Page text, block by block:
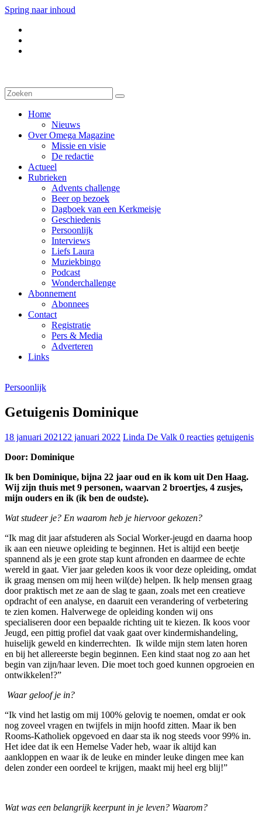
Spring naar inhoud
Home
Nieuws
Over Omega Magazine
Missie en visie
De redactie
Actueel
Rubrieken
Advents challenge
Beer op bezoek
Dagboek van een Kerkmeisje
Geschiedenis
Persoonlijk
Interviews
Liefs Laura
Muziekbingo
Podcast
Wonderchallenge
Abonnement
Abonnees
Contact
Registratie
Pers & Media
Adverteren
Links
Persoonlijk
Getuigenis Dominique
18 januari 2021 22 januari 2022 Linda De Valk 0 reacties getuigenis
Door: Dominique
Ik ben Dominique, bijna 22 jaar oud en ik kom uit Den Haag.
Wij zijn thuis met 9 personen, waarvan 2 broertjes, 4 zusjes,
mijn ouders en ik (ik ben de oudste).
Wat studeer je? En waarom heb je hiervoor gekozen?
“Ik mag dit jaar afstuderen als Social Worker-jeugd en daarna hoop
ik aan een nieuwe opleiding te beginnen. Het is altijd een beetje
spannend als je een grote stap kunt afronden en daarmee de echte
wereld in gaat. Vier jaar geleden koos ik voor deze opleiding, omdat
ik graag mensen om mij heen wil(de) helpen. Ik help mensen graag
door praktisch met ze aan de slag te gaan, zoals met een creatieve
opdracht of een analyse, en daaruit een verandering of verbetering
te zien komen. Halverwege de opleiding konden wij ons
specialiseren door een bepaalde richting uit te kiezen. Ik koos voor
Jeugd, een pittig profiel dat vaak gaat over kindermishandeling,
huiselijk geweld en kinderrechten. Ik wilde mijn stem laten horen
en bij het allereerste begin beginnen. Een kind staat nog zo aan het
begin van zijn/haar leven. Die moet toch goed kunnen opgroeien en
ontwikkelen!?”
Waar geloof je in?
“Ik vind het lastig om mij 100% gelovig te noemen, omdat er ook
nog zoveel vragen en twijfels in mijn hoofd zitten. Maar ik ben
Rooms-Katholiek opgevoed en daar sta ik nog steeds voor 99% in.
Het idee dat ik een Hemelse Vader heb, waar ik altijd kan
aankloppen en waar ik de leuke en minder leuke dingen mee kan
delen zonder een oordeel te krijgen, maakt mij heel erg blij!”
Wat was een belangrijk keerpunt in je leven? Waarom?